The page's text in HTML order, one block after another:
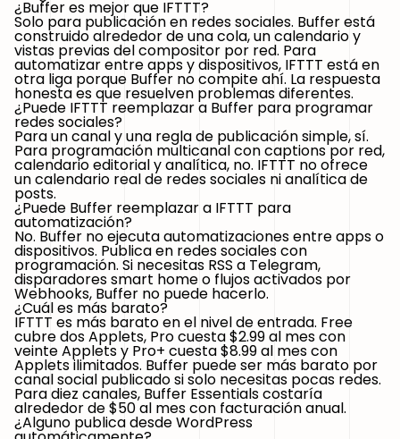
¿Buffer es mejor que IFTTT?
Solo para publicación en redes sociales. Buffer está
construido alrededor de una cola, un calendario y
vistas previas del compositor por red. Para
automatizar entre apps y dispositivos, IFTTT está en
otra liga porque Buffer no compite ahí. La respuesta
honesta es que resuelven problemas diferentes.
¿Puede IFTTT reemplazar a Buffer para programar
redes sociales?
Para un canal y una regla de publicación simple, sí.
Para programación multicanal con captions por red,
calendario editorial y analítica, no. IFTTT no ofrece
un calendario real de redes sociales ni analítica de
posts.
¿Puede Buffer reemplazar a IFTTT para
automatización?
No. Buffer no ejecuta automatizaciones entre apps o
dispositivos. Publica en redes sociales con
programación. Si necesitas RSS a Telegram,
disparadores smart home o flujos activados por
Webhooks, Buffer no puede hacerlo.
¿Cuál es más barato?
IFTTT es más barato en el nivel de entrada. Free
cubre dos Applets, Pro cuesta $2.99 al mes con
veinte Applets y Pro+ cuesta $8.99 al mes con
Applets ilimitados. Buffer puede ser más barato por
canal social publicado si solo necesitas pocas redes.
Para diez canales, Buffer Essentials costaría
alrededor de $50 al mes con facturación anual.
¿Alguno publica desde WordPress